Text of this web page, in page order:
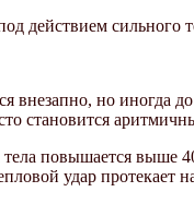
действием сильного
внезапно, но иногда
становится
тела повышается выше
удар